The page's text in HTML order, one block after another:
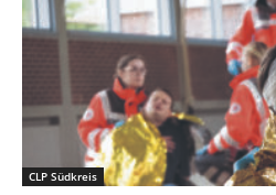
CLP Südkreis